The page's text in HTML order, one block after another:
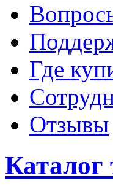
Где
Отзывы
Каталог